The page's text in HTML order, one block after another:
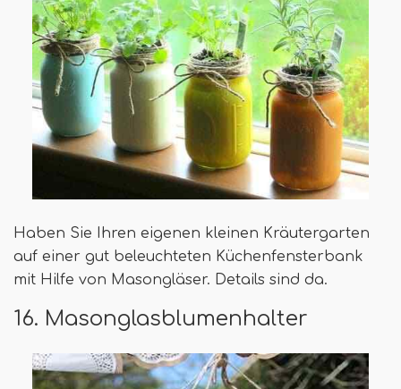
Haben Sie Ihren eigenen kleinen Kräutergarten
auf einer gut beleuchteten Küchenfensterbank
mit Hilfe von Masongläser. Details sind da.
16. Masonglasblumenhalter